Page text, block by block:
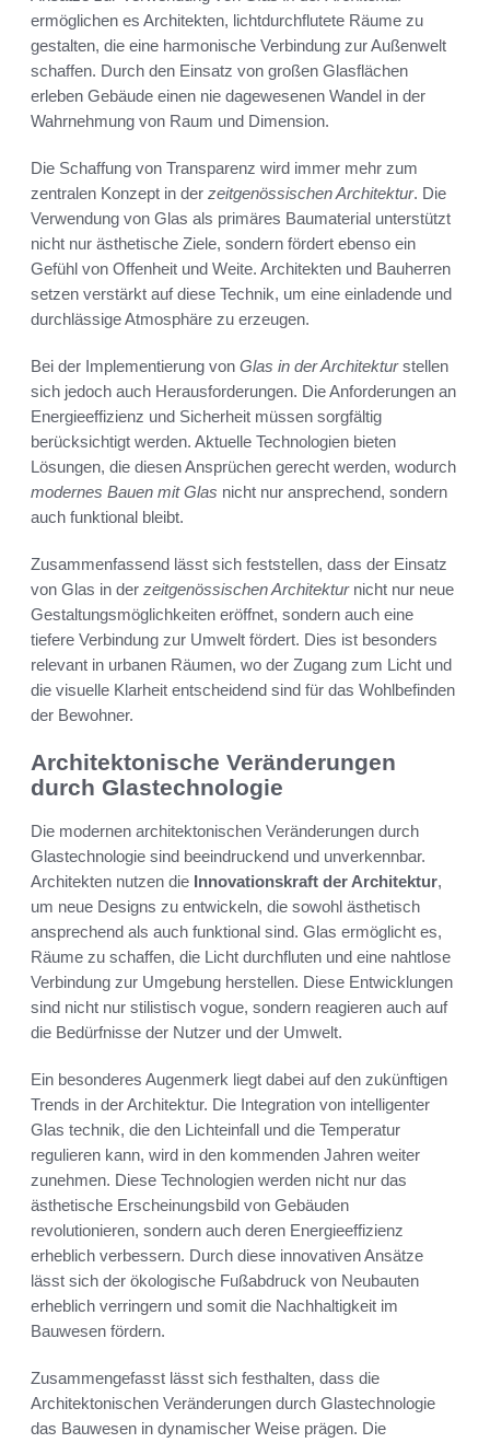
ermöglichen es Architekten, lichtdurchflutete Räume zu
gestalten, die eine harmonische Verbindung zur Außenwelt
schaffen. Durch den Einsatz von großen Glasflächen
erleben Gebäude einen nie dagewesenen Wandel in der
Wahrnehmung von Raum und Dimension.
Die Schaffung von Transparenz wird immer mehr zum
zentralen Konzept in der zeitgenössischen Architektur. Die
Verwendung von Glas als primäres Baumaterial unterstützt
nicht nur ästhetische Ziele, sondern fördert ebenso ein
Gefühl von Offenheit und Weite. Architekten und Bauherren
setzen verstärkt auf diese Technik, um eine einladende und
durchlässige Atmosphäre zu erzeugen.
Bei der Implementierung von Glas in der Architekturstellen
sich jedoch auch Herausforderungen. Die Anforderungen an
Energieeffizienz und Sicherheit müssen sorgfältig
berücksichtigt werden. Aktuelle Technologien bieten
Lösungen, die diesen Ansprüchen gerecht werden, wodurch
modernes Bauen mit Glas nicht nur ansprechend, sondern
auch funktional bleibt.
Zusammenfassend lässt sich feststellen, dass der Einsatz
von Glas in der zeitgenössischen Architekturnicht nur neue
Gestaltungsmöglichkeiten eröffnet, sondern auch eine
tiefere Verbindung zur Umwelt fördert. Dies ist besonders
relevant in urbanen Räumen, wo der Zugang zum Licht und
die visuelle Klarheit entscheidend sind für das Wohlbefinden
der Bewohner.
Architektonische Veränderungen
durch Glastechnologie
Die modernen architektonischen Veränderungen durch
Glastechnologie sind beeindruckend und unverkennbar.
Architekten nutzen die Innovationskraft der Architektur,
um neue Designs zu entwickeln, die sowohl ästhetisch
ansprechend als auch funktional sind. Glas ermöglicht es,
Räume zu schaffen, die Licht durchfluten und eine nahtlose
Verbindung zur Umgebung herstellen. Diese Entwicklungen
sind nicht nur stilistisch vogue, sondern reagieren auch auf
die Bedürfnisse der Nutzer und der Umwelt.
Ein besonderes Augenmerk liegt dabei auf den zukünftigen
Trends in der Architektur. Die Integration von intelligenter
Glas technik, die den Lichteinfall und die Temperatur
regulieren kann, wird in den kommenden Jahren weiter
zunehmen. Diese Technologien werden nicht nur das
ästhetische Erscheinungsbild von Gebäuden
revolutionieren, sondern auch deren Energieeffizienz
erheblich verbessern. Durch diese innovativen Ansätze
lässt sich der ökologische Fußabdruck von Neubauten
erheblich verringern und somit die Nachhaltigkeit im
Bauwesen fördern.
Zusammengefasst lässt sich festhalten, dass die
Architektonischen Veränderungen durch Glastechnologie
das Bauwesen in dynamischer Weise prägen. Die